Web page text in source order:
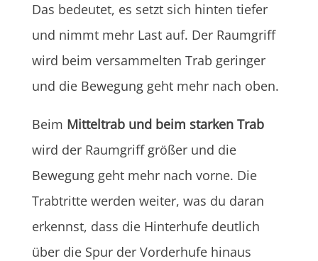
Das bedeutet, es setzt sich hinten tiefer
und nimmt mehr Last auf. Der Raumgriff
wird beim versammelten Trab geringer
und die Bewegung geht mehr nach oben.
Beim Mitteltrab und beim starken Trab
wird der Raumgriff größer und die
Bewegung geht mehr nach vorne. Die
Trabtritte werden weiter, was du daran
erkennst, dass die Hinterhufe deutlich
über die Spur der Vorderhufe hinaus